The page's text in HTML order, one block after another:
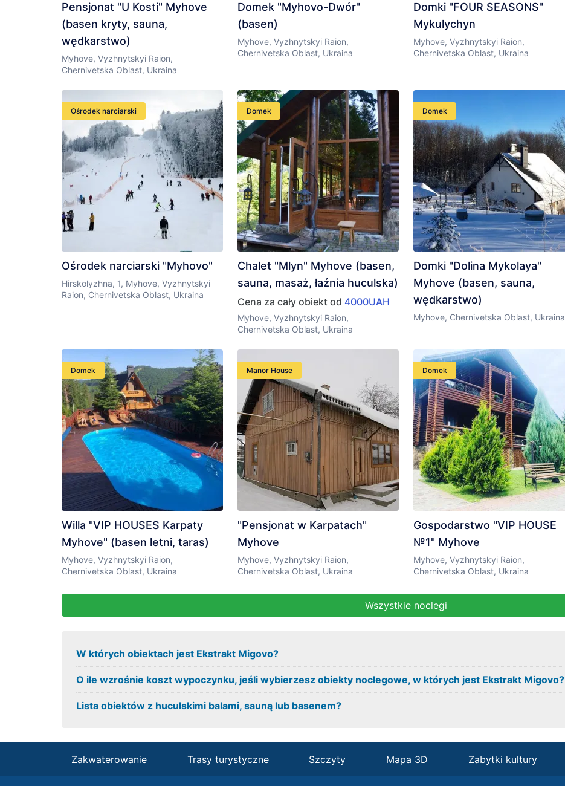
Pensjonat "U Kosti" Myhove
(basen kryty, sauna,
wędkarstwo)
Myhove, Vyzhnytskyi Raion,
Chernivetska Oblast, Ukraina
Domek "Myhovo-Dwór"
(basen)
Myhove, Vyzhnytskyi Raion,
Chernivetska Oblast, Ukraina
Domki "FOUR SEASONS"
Mykulychyn
Myhove, Vyzhnytskyi Raion,
Chernivetska Oblast, Ukraina
Ośrodek narciarski
Ośrodek narciarski "Myhovo"
Hirskolyzhna, 1, Myhove, Vyzhnytskyi
Raion, Chernivetska Oblast, Ukraina
Domek
Chalet "Mlyn" Myhove (basen,
sauna, masaż, łaźnia huculska)
Cena za cały obiekt od 4000UAH
Myhove, Vyzhnytskyi Raion,
Chernivetska Oblast, Ukraina
Domek
Domki "Dolina Mykolaya"
Myhove (basen, sauna,
wędkarstwo)
Myhove, Chernivetska Oblast, Ukraina
Domek
Willa "VIP HOUSES Karpaty
Myhove" (basen letni, taras)
Myhove, Vyzhnytskyi Raion,
Chernivetska Oblast, Ukraina
Manor House
"Pensjonat w Karpatach"
Myhove
Myhove, Vyzhnytskyi Raion,
Chernivetska Oblast, Ukraina
Domek
Gospodarstwo "VIP HOUSE
№1" Myhove
Myhove, Vyzhnytskyi Raion,
Chernivetska Oblast, Ukraina
Wszystkie noclegi
W których obiektach jest Ekstrakt Migovo?
O ile wzrośnie koszt wypoczynku, jeśli wybierzesz obiekty noclegowe, w których jest Ekstrakt Migovo?
Lista obiektów z huculskimi balami, sauną lub basenem?
Zakwaterowanie Trasy turystyczne Szczyty Mapa 3D Zabytki kultury